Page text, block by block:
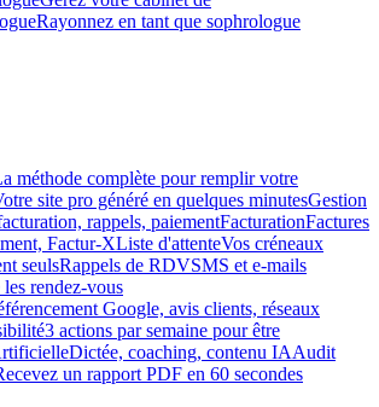
Rayonnez en tant que sophrologue
méthode complète pour remplir votre
site pro généré en quelques minutesGestion
rappels, paiementFacturationFactures
Factur-XListe d'attenteVos créneaux
seulsRappels de RDVSMS et e-mails
rendez-vous
Google, avis clients, réseaux
3 actions par semaine pour être
Dictée, coaching, contenu IAAudit
un rapport PDF en 60 secondes